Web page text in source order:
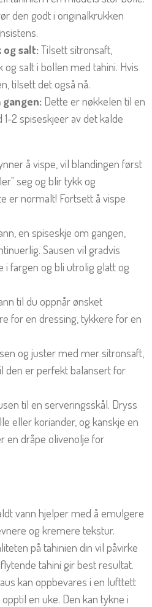
den godt i originalkrukken
salt:Tilsett sitronsaft,
salt i bollen med tahini. Hvis
tilsett det også nå.
Dette er nøkkelen til en
2 spiseskjeer av det kalde
å vispe, vil blandingen først
seg og blir tykk og
er normalt! Fortsett å vispe
en spiseskje om gangen,
Sausen vil gradvis
i fargen og bli utrolig glatt og
til du oppnår ønsket
for en dressing, tykkere for en
og juster med mer sitronsaft,
den er perfekt balansert for
til en serveringsskål. Dryss
eller koriander, og kanskje en
en dråpe olivenolje for
vann hjelper med å emulgere
og kremere tekstur.
på tahinien din vil påvirke
tahini gir best resultat.
kan oppbevares i en lufttett
en uke. Den kan tykne i